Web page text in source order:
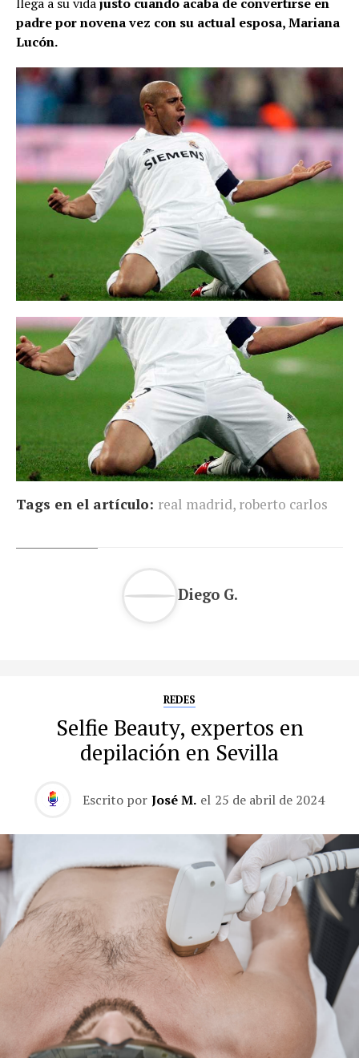
padre por novena vez con su actual esposa, Mariana
Lucón.
Tags en el artículo: real madrid, roberto carlos
Diego G.
REDES
Selfie Beauty, expertos en
depilación en Sevilla
Escrito por José M. el 25 de abril de 2024